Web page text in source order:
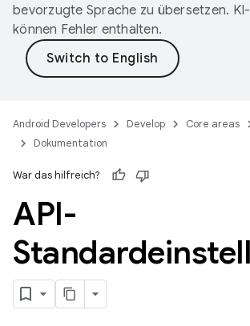
bevorzugte Sprache zu übersetzen.
können Fehler enthalten.
Android Developers Develop Core areas
Dokumentation
War das hilfreich?
API-